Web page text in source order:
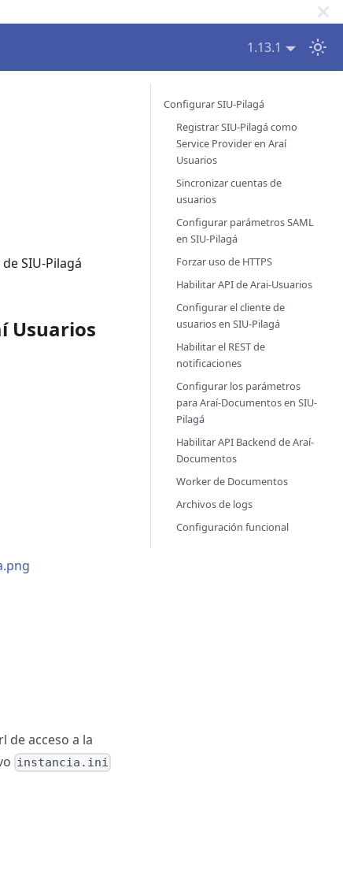
1.13.1
SIU-Pilagá
Usuarios
de acceso a la
instancia.ini
Configurar SIU-Pilagá
Registrar SIU-Pilagá como
Service Provider en Araí
Usuarios
Sincronizar cuentas de
usuarios
Configurar parámetros SAML
en SIU-Pilagá
Forzar uso de HTTPS
Habilitar API de Arai-Usuarios
Configurar el cliente de
usuarios en SIU-Pilagá
Habilitar el REST de
notificaciones
Configurar los parámetros
para Araí-Documentos en SIU-
Pilagá
Habilitar API Backend de Araí-
Documentos
Worker de Documentos
Archivos de logs
Configuración funcional